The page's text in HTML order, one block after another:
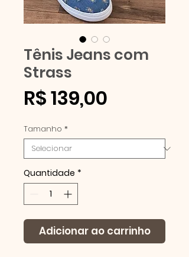
Tênis Jeans com
Strass
R$ 139,00
Tamanho *
Quantidade *
Adicionar ao carrinho
Powered by